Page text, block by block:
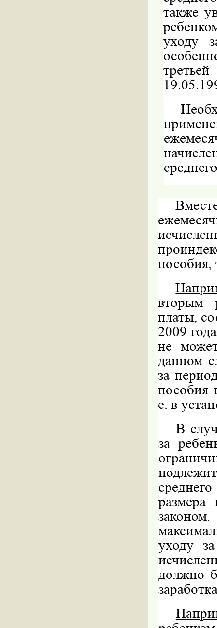
также
уходу
пособия,
вторым
платы,
2009
не
данном
за
пособия
е. в
В
за
размера
уходу
должно